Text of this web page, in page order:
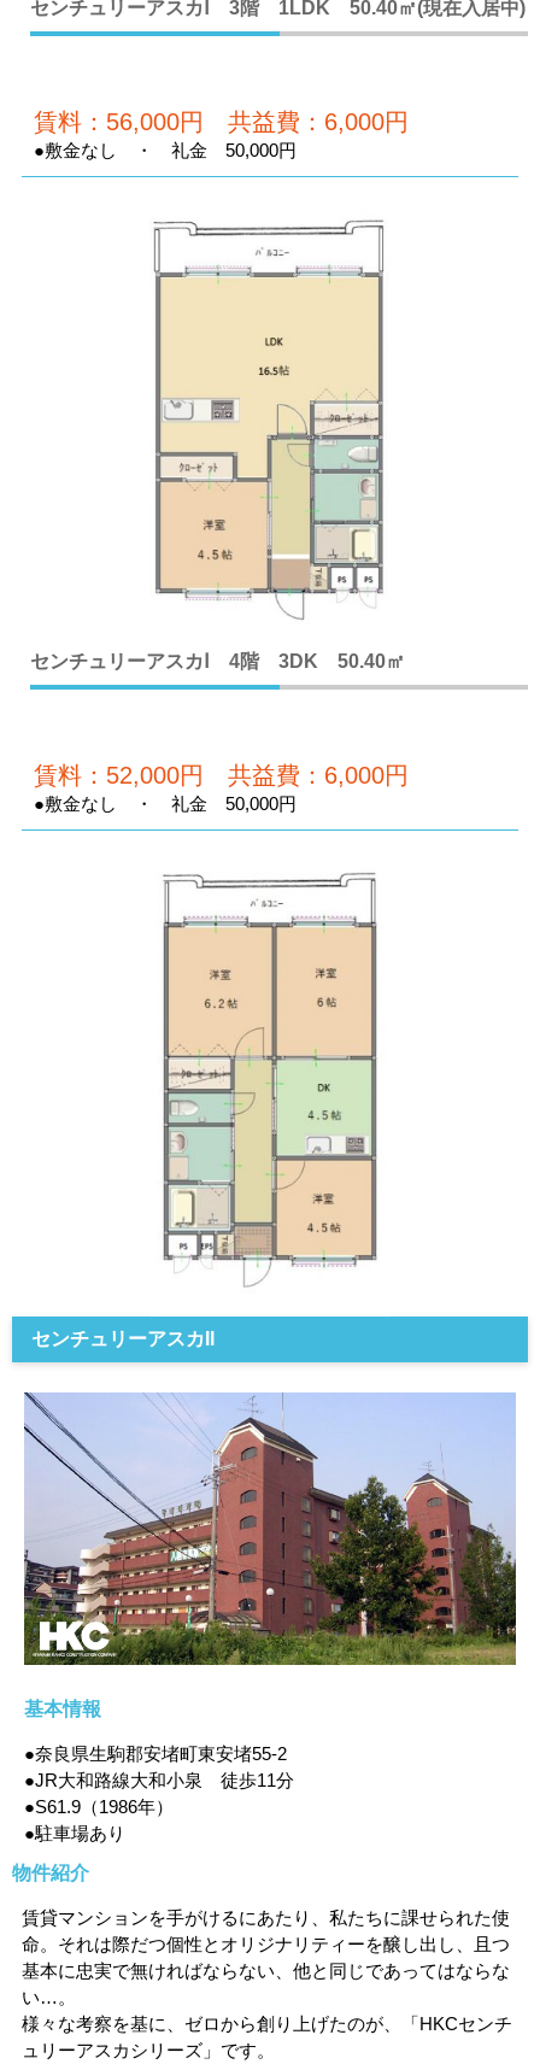
センチュリーアスカⅠ 3階 1LDK 50.40㎡(現在入居中)
賃料：56,000円 共益費：6,000円
●敷金なし ・ 礼金 50,000円
センチュリーアスカⅠ 4階 3DK 50.40㎡
賃料：52,000円 共益費：6,000円
●敷金なし ・ 礼金 50,000円
センチュリーアスカII
基本情報
●奈良県生駒郡安堵町東安堵55-2
●JR大和路線大和小泉 徒歩11分
●S61.9（1986年）
●駐車場あり
物件紹介
賃貸マンションを手がけるにあたり、私たちに課せられた使
命。それは際だつ個性とオリジナリティーを醸し出し、且つ
基本に忠実で無ければならない、他と同じであってはならな
い…。
様々な考察を基に、ゼロから創り上げたのが、「HKCセンチ
ュリーアスカシリーズ」です。